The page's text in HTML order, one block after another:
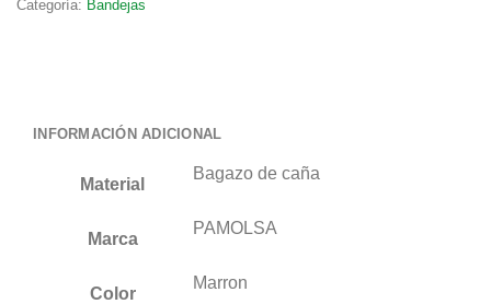
Categoría: Bandejas
INFORMACIÓN ADICIONAL
Material
Bagazo de caña
Marca
PAMOLSA
Color
Marron